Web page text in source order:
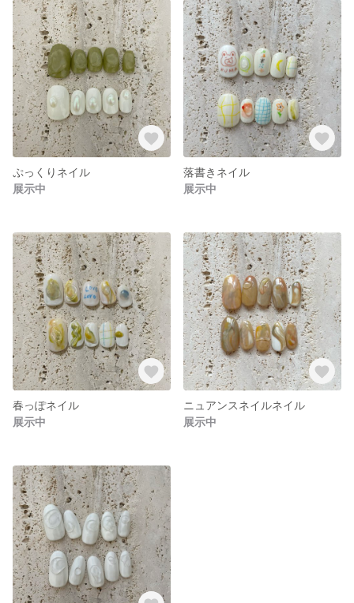
ぷっくりネイル
展示中
落書きネイル
展示中
春っぽネイル
展示中
ニュアンスネイルネイル
展示中